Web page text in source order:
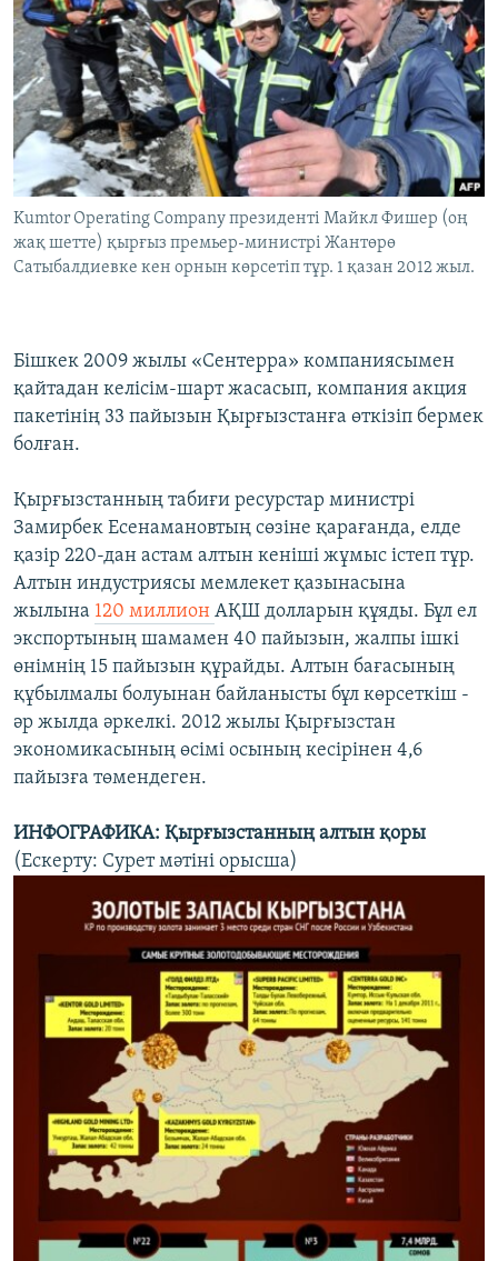
Kumtor Operating Company президенті Майкл Фишер (оң
жақ шетте) қырғыз премьер-министрі Жантөрө
Сатыбалдиевке кен орнын көрсетіп тұр. 1 қазан 2012 жыл.
Бішкек 2009 жылы «Сентерра» компаниясымен
қайтадан келісім-шарт жасасып, компания акция
пакетінің 33 пайызын Қырғызстанға өткізіп бермек
болған.
Қырғызстанның табиғи ресурстар министрі
Замирбек Есенамановтың сөзіне қарағанда, елде
қазір 220-дан астам алтын кеніші жұмыс істеп тұр.
Алтын индустриясы мемлекет қазынасына
жылына 120 миллион АҚШ долларын құяды. Бұл ел
экспортының шамамен 40 пайызын, жалпы ішкі
өнімнің 15 пайызын құрайды. Алтын бағасының
құбылмалы болуынан байланысты бұл көрсеткіш -
әр жылда әркелкі. 2012 жылы Қырғызстан
экономикасының өсімі осының кесірінен 4,6
пайызға төмендеген.
ИНФОГРАФИКА: Қырғызстанның алтын қоры
(Ескерту: Сурет мәтіні орысша)